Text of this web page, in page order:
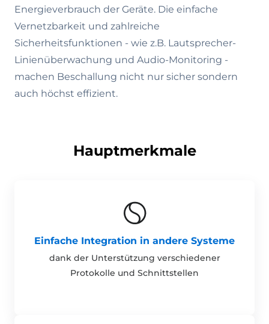
Energieverbrauch der Geräte. Die einfache
Vernetzbarkeit und zahlreiche
Sicherheitsfunktionen - wie z.B. Lautsprecher-
Linienüberwachung und Audio-Monitoring -
machen Beschallung nicht nur sicher sondern
auch höchst effizient.
Hauptmerkmale
Einfache Integration in andere Systeme
dank der Unterstützung verschiedener
Protokolle und Schnittstellen